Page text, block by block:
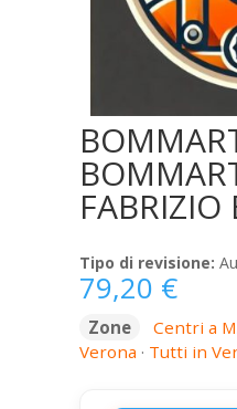
FABRIZIO
Tipo di revisione:
79,20 €
Zone Centri a
Verona · Tutti in